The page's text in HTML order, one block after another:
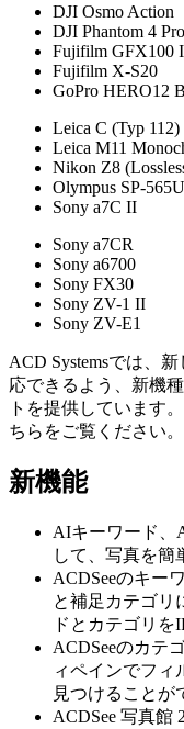
DJI Osmo Action
DJI Phantom 4 Pro
Fujifilm GFX100
Fujifilm X-S20
GoPro HERO12
Leica C (Typ 112)
Leica M11
Nikon Z8
Olympus SP-
Sony a7C II
Sony a7CR
Sony a6700
Sony FX30
Sony ZV-1 II
Sony ZV-E1
ACD Systemsでは、
応できるよう、新機
トを提供しています。
ちらをご覧ください。
新機能
AIキーワード、
して、写真を簡
ACDSeeのキー
と補足カテゴリ
ドとカテゴリを
ACDSeeのカテ
ィペインでフィ
見つけることが
ACDSee 写真館